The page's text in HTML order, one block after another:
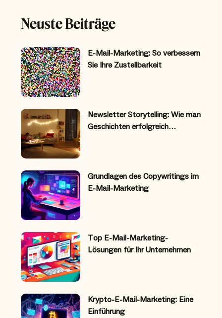
Neuste Beiträge
E-Mail-Marketing: So verbessern
Sie Ihre Zustellbarkeit
Newsletter Storytelling: Wie man
Geschichten erfolgreich…
Grundlagen des Copywritings im
E-Mail-Marketing
Top E-Mail-Marketing-
Lösungen für Ihr Unternehmen
Krypto-E-Mail-Marketing: Eine
Einführung